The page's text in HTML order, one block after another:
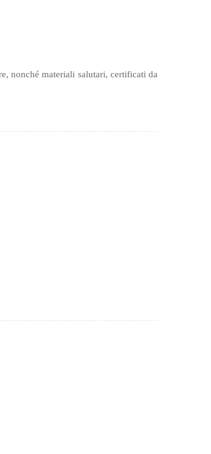
nonché materiali salutari, certificati da